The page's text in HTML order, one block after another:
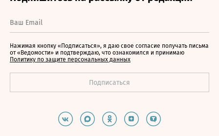
Нажимая кнопку «Подписаться», я даю свое согласие получать письма
от «Ведомости» и подтверждаю, что ознакомился и принимаю
Политику по защите персональных данных